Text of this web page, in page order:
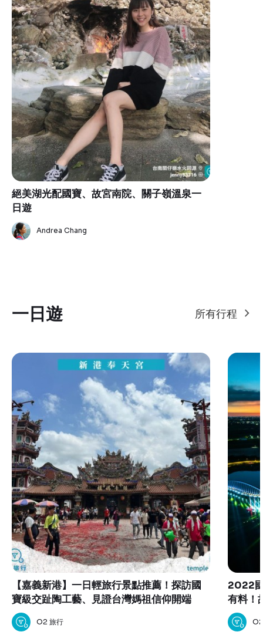
絕美湖光配國寶、故宮南院、關子嶺溫泉一
日遊
Andrea Chang
一日遊 所有行程
【嘉義新港】一日輕旅行景點推薦！探訪國
寶級交趾陶工藝、見證台灣媽祖信仰開端
O2 旅行
2022
有料！